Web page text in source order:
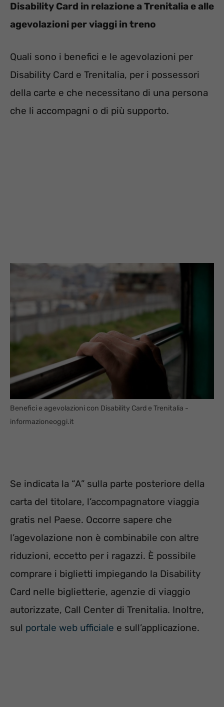
Disability Card in relazione a Trenitalia e alle
agevolazioni per viaggi in treno
Quali sono i benefici e le agevolazioni per
Disability Card e Trenitalia, per i possessori
della carte e che necessitano di una persona
che li accompagni o di più supporto.
Benefici e agevolazioni con Disability Card e Trenitalia -
informazioneoggi.it
Se indicata la “A” sulla parte posteriore della
carta del titolare, l’accompagnatore viaggia
gratis nel Paese. Occorre sapere che
l’agevolazione non è combinabile con altre
riduzioni, eccetto per i ragazzi. È possibile
comprare i biglietti impiegando la Disability
Card nelle biglietterie, agenzie di viaggio
autorizzate, Call Center di Trenitalia. Inoltre,
sul portale web ufficiale e sull’applicazione.